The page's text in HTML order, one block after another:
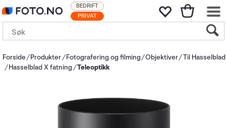
PRIVAT
BEDRIFT
Forside Produkter Fotografering og filming Objektiver Til Hasselblad
Hasselblad X fatning
Teleoptikk